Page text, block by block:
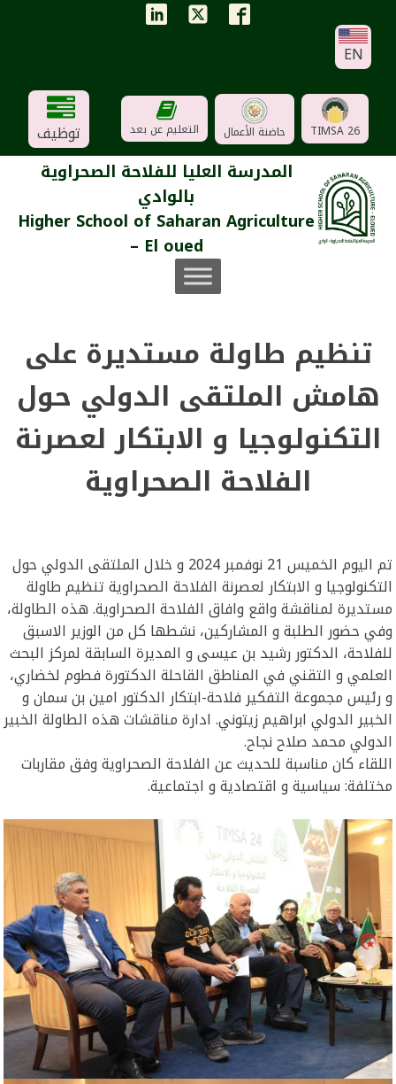
EN
TIMSA 26 حاضنة الأعمال التعليم عن بعد توظيف
المدرسة العليا للفلاحة الصحراوية
بالوادي
Higher School of Saharan Agriculture
– El oued
تنظيم طاولة مستديرة على
هامش الملتقى الدولي حول
التكنولوجيا و الابتكار لعصرنة
الفلاحة الصحراوية
تم اليوم الخميس 21 نوفمبر 2024 و خلال الملتقى الدولي حول
التكنولوجيا و الابتكار لعصرنة الفلاحة الصحراوية تنظيم طاولة
مستديرة لمناقشة واقع وافاق الفلاحة الصحراوية. هذه الطاولة،
وفي حضور الطلبة و المشاركين، نشطها كل من الوزير الاسبق
للفلاحة، الدكتور رشيد بن عيسى و المديرة السابقة لمركز البحث
العلمي و التقني في المناطق القاحلة الدكتورة فطوم لخضاري،
و رئيس مجموعة التفكير فلاحة-ابتكار الدكتور امين بن سمان و
الخبير الدولي ابراهيم زيتوني. ادارة مناقشات هذه الطاولة الخبير
الدولي محمد صلاح نجاح.
اللقاء كان مناسبة للحديث عن الفلاحة الصحراوية وفق مقاربات
مختلفة: سياسية و اقتصادية و اجتماعية.